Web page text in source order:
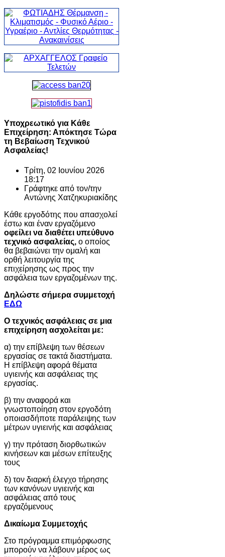
Υποχρεωτικό για Κάθε
Επιχείρηση: Απόκτησε Τώρα
τη Βεβαίωση Τεχνικού
Ασφαλείας!
Τρίτη, 02 Ιουνίου 2026
18:17
Γράφτηκε από τον/την
Αντώνης Χατζηκυριακίδης
Κάθε εργοδότης που απασχολεί
έστω και έναν εργαζόμενο
οφείλει να διαθέτει υπεύθυνο
τεχνικό ασφαλείας, ο οποίος
θα βεβαιώνει την ομαλή και
ορθή λειτουργία της
επιχείρησης ως προς την
ασφάλεια των εργαζομένων της.
Δηλώστε σήμερα συμμετοχή
ΕΔΩ
Ο τεχνικός ασφάλειας σε μια
επιχείρηση ασχολείται με:
α) την επίβλεψη των θέσεων
εργασίας σε τακτά διαστήματα.
Η επίβλεψη αφορά θέματα
υγιεινής και ασφάλειας της
εργασίας.
β) την αναφορά και
γνωστοποίηση στον εργοδότη
οποιασδήποτε παράλειψης των
μέτρων υγιεινής και ασφάλειας
γ) την πρόταση διορθωτικών
κινήσεων και μέσων επίτευξης
τους
δ) τον διαρκή έλεγχο τήρησης
των κανόνων υγιεινής και
ασφάλειας από τους
εργαζόμενους
Δικαίωμα Συμμετοχής
Στο πρόγραμμα επιμόρφωσης
μπορούν να λάβουν μέρος ως